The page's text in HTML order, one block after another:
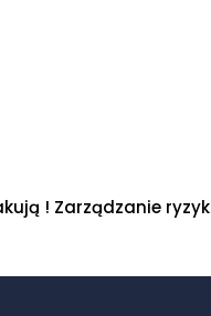
! Zarządzanie